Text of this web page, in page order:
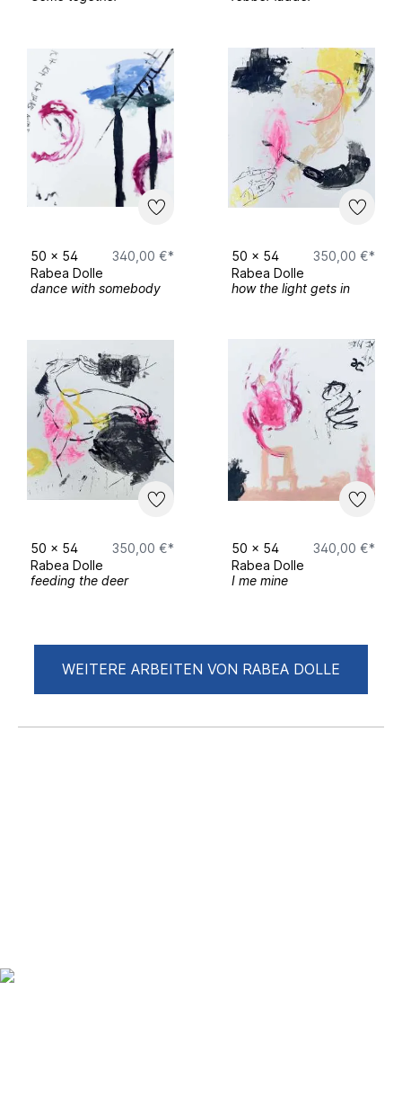
50 x 54
340,00 €*
Rabea Dolle
dance with somebody
50 x 54
350,00 €*
Rabea Dolle
how the light gets in
50 x 54
350,00 €*
Rabea Dolle
feeding the deer
50 x 54
340,00 €*
Rabea Dolle
I me mine
WEITERE ARBEITEN VON RABEA DOLLE